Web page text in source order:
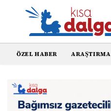
ÖZEL HABER ARAŞTIRMA